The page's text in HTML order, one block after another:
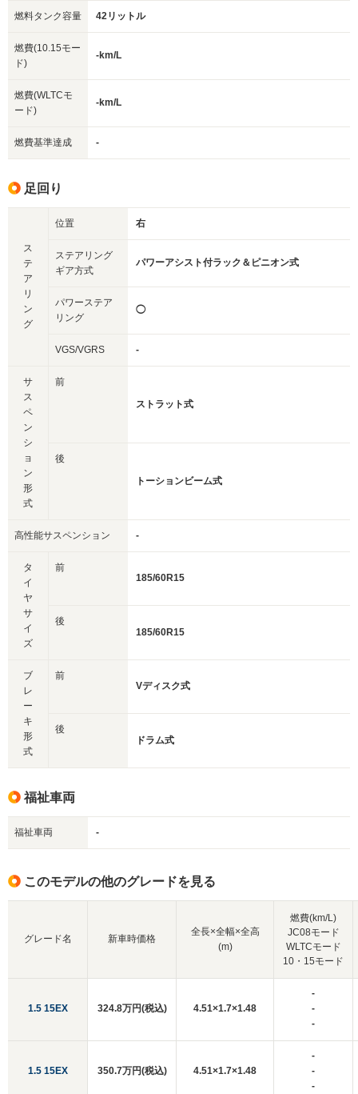
燃料タンク容量 42リットル
燃費(10.15モー
ド)
-km/L
燃費(WLTCモ
ード)
-km/L
燃費基準達成 -
足回り
ス
テ
ア
リ
ン
グ
位置 右
ステアリング
ギア方式
パワーアシスト付ラック＆ピニオン式
パワーステア
リング
◯
VGS/VGRS -
サ
ス
ペ
ン
シ
ョ
ン
形
式
前
ストラット式
後
トーションビーム式
高性能サスペンション -
タ
イ
ヤ
サ
イ
ズ
前
185/60R15
後
185/60R15
ブ
レ
ー
キ
形
式
前
Vディスク式
後
ドラム式
福祉車両
福祉車両 -
このモデルの他のグレードを見る
グレード名
1.5 15EX
1.5 15EX
新車時価格
全長×全幅×全高
(m)
燃費(km/L)
JC08モード
WLTCモード
10・15モード
324.8万円(税込) 4.51×1.7×1.48
-
-
-
350.7万円(税込) 4.51×1.7×1.48
-
-
-